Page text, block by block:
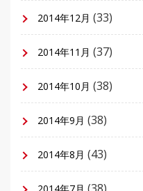
2014年12月 (33)
2014年11月 (37)
2014年10月 (38)
2014年9月 (38)
2014年8月 (43)
2014年7月 (38)